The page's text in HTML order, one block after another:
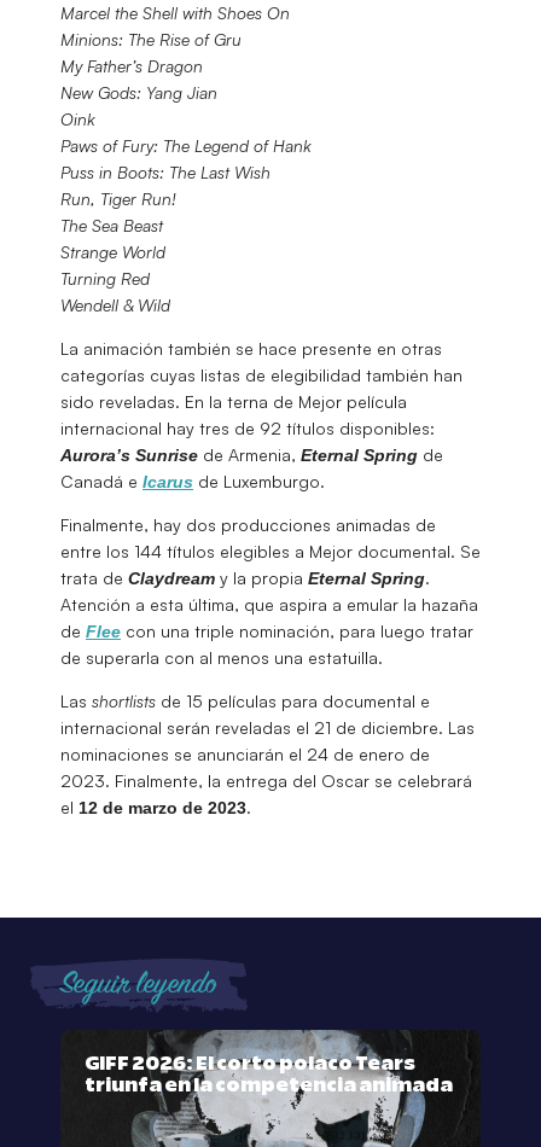
Marcel the Shell with Shoes On
Minions: The Rise of Gru
My Father’s Dragon
New Gods: Yang Jian
Oink
Paws of Fury: The Legend of Hank
Puss in Boots: The Last Wish
Run, Tiger Run!
The Sea Beast
Strange World
Turning Red
Wendell & Wild
La animación también se hace presente en otras
categorías cuyas listas de elegibilidad también han
sido reveladas. En la terna de Mejor película
internacional hay tres de 92 títulos disponibles:
Aurora’s Sunrise de Armenia, Eternal Spring de
Canadá e Icarus de Luxemburgo.
Finalmente, hay dos producciones animadas de
entre los 144 títulos elegibles a Mejor documental. Se
trata de Claydream y la propia Eternal Spring.
Atención a esta última, que aspira a emular la hazaña
de Flee con una triple nominación, para luego tratar
de superarla con al menos una estatuilla.
Las shortlists de 15 películas para documental e
internacional serán reveladas el 21 de diciembre. Las
nominaciones se anunciarán el 24 de enero de
2023. Finalmente, la entrega del Oscar se celebrará
el 12 de marzo de 2023.
Seguir leyendo
GIFF 2026: El corto polaco Tears
triunfa en la competencia animada